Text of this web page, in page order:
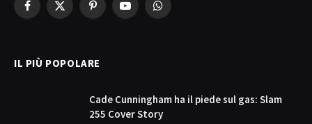
Facebook
X
PinterestYouTubeWhatsApp
IL PIÙ POPOLARE
Cade Cunningham ha il piede sul gas: Slam
255 Cover Story